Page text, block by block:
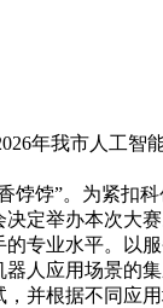
我市人工智
饽”。为紧扣
定举办本次大赛
业水平。以
人应用场景
并根据不同应